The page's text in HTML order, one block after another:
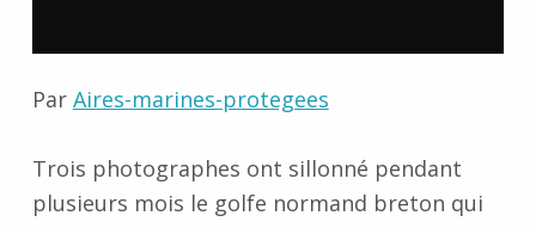
Par Aires-marines-protegees
Trois photographes ont sillonné pendant
plusieurs mois le golfe normand breton qui